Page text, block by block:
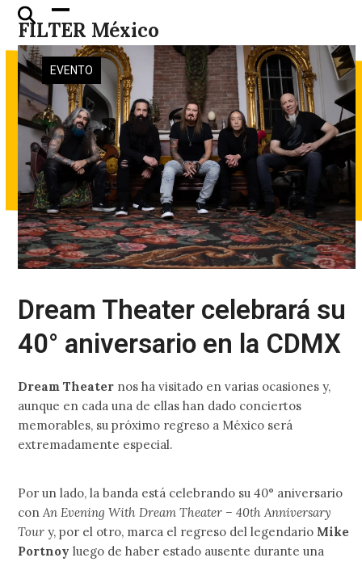
Skip
content
FILTER México
Open
mobile
menu
Close
mobile
menu
EVENTO
Dream Theater celebrará su
40° aniversario en la CDMX
Dream Theater nos ha visitado en varias ocasiones y,
aunque en cada una de ellas han dado conciertos
memorables, su próximo regreso a México será
extremadamente especial.
Por un lado, la banda está celebrando su 40° aniversario
conAn Evening With Dream Theater – 40th Anniversary
Tour y, por el otro, marca el regreso del legendario Mike
Portnoy luego de haber estado ausente durante una